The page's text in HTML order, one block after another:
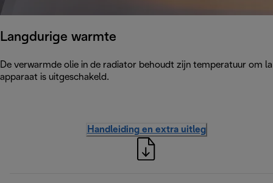
Langdurige warmte
De verwarmde olie in de radiator behoudt zijn temperatuur om
apparaat is uitgeschakeld.
Handleiding en extra uitleg